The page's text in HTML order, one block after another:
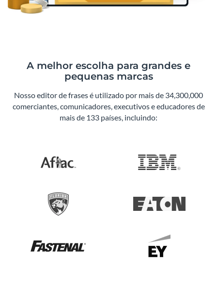
A melhor escolha para grandes e
pequenas marcas
Nosso editor de frases é utilizado por mais de 34,300,000
comerciantes, comunicadores, executivos e educadores de
mais de 133 países, incluindo: